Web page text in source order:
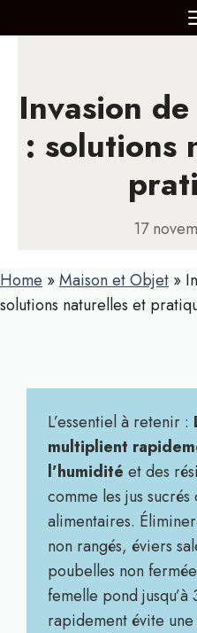
au
Invasion
: solutions
17
Home »Maison et Objet »
solutions naturelles et
L’essentiel à retenir :
multiplient
l’humidité et des
comme les jus sucrés
alimentaires.
non rangés, éviers
poubelles non
femelle pond
rapidement évite une